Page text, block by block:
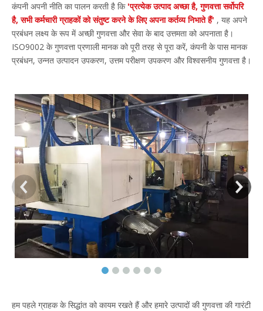
कंपनी अपनी नीति का पालन करती है कि 'प्रत्येक उत्पाद अच्छा है, गुणवत्ता सर्वोपरि
है, सभी कर्मचारी ग्राहकों को संतुष्ट करने के लिए अपना कर्तव्य निभाते हैं' , यह अपने
प्रबंधन लक्ष्य के रूप में अच्छी गुणवत्ता और सेवा के बाद उत्तमता को अपनाता है।
ISO9002 के गुणवत्ता प्रणाली मानक को पूरी तरह से पूरा करें, कंपनी के पास मानक
प्रबंधन, उन्नत उत्पादन उपकरण, उत्तम परीक्षण उपकरण और विश्वसनीय गुणवत्ता है।
हम पहले ग्राहक के सिद्धांत को कायम रखते हैं और हमारे उत्पादों की गुणवत्ता की गारंटी